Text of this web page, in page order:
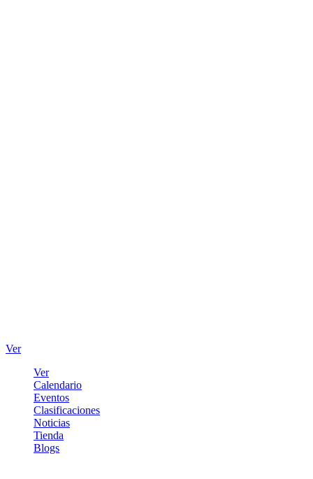
Ver
Ver
Calendario
Eventos
Clasificaciones
Noticias
Tienda
Blogs